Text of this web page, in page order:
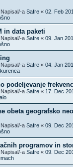
a Safre « 02. Feb
in data paketi
a Safre « 09. Jan
a Safre « 04. Jan
podeljevanje frekvenc
a Safre « 17. Dec
obeta geografsko
a Safre « 09. Dec
programov in
a Safre « 09. Dec